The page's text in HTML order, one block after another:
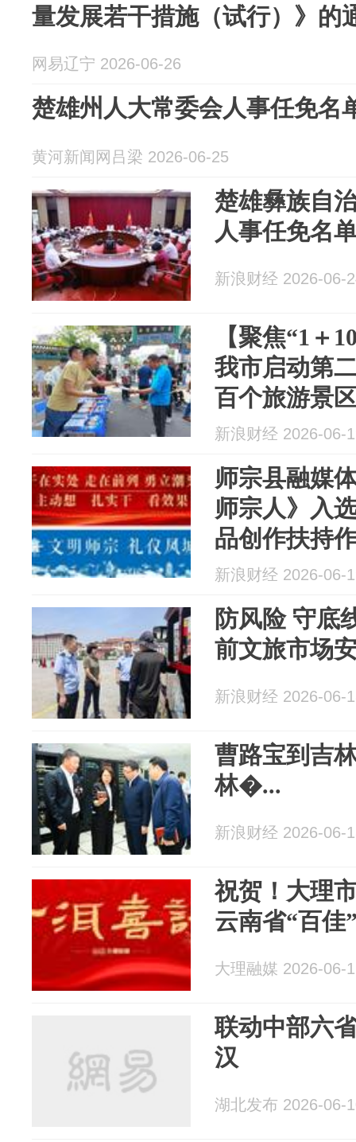
量发展若干措施（试行）》的
网易辽宁 2026-06-26
楚雄州人大常委会人事任免名
黄河新闻网吕梁 2026-06-25
楚雄彝族自
人事任免名
新浪财经 2026-06-
【聚焦“1＋
我市启动第
百个旅游景
新浪财经 2026-06-
师宗县融媒
师宗人》入
品创作扶持
新浪财经 2026-06-
防风险 守底
前文旅市场
新浪财经 2026-06-
曹路宝到吉
林�...
新浪财经 2026-06-
祝贺！大理
云南省“百佳
大理融媒 2026-06-
联动中部六
汉
湖北发布 2026-06-